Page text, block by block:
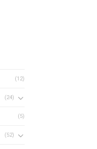
(12)
(24)
(5)
(52)